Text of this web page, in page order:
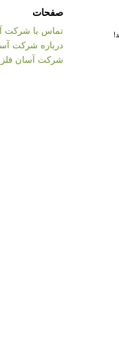
صفحات
تماس با شرکت
درباره شرکت
شرکت آسان